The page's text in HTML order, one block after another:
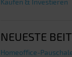
Kaufen & Investieren
NEUESTE
Homeoffice-